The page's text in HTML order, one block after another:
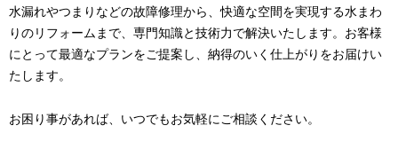
水漏れやつまりなどの故障修理から、快適な空間を実現する水まわ
りのリフォームまで、専門知識と技術力で解決いたします。お客様
にとって最適なプランをご提案し、納得のいく仕上がりをお届けい
たします。
お困り事があれば、いつでもお気軽にご相談ください。